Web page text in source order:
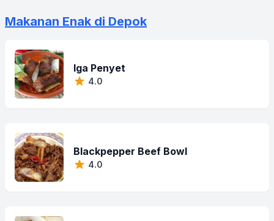
Makanan Enak di Depok
Iga Penyet
4.0
Blackpepper Beef Bowl
4.0